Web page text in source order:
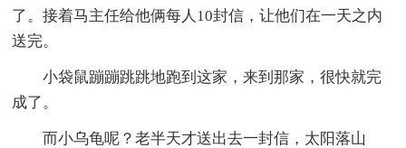
了。接着马主任给他俩每人10封信，让他们在一天之内
送完。
小袋鼠蹦蹦跳跳地跑到这家，来到那家，很快就完
成了。
而小乌龟呢？老半天才送出去一封信，太阳落山